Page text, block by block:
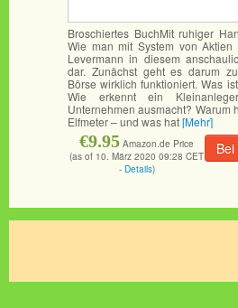
Broschiertes BuchMit ruhiger
Wie man mit System von Aktien
Levermann in diesem
dar. Zunächst geht es darum
Börse wirklich funktioniert. Was
Wie erkennt ein
Unternehmen ausmacht? Warum
Elfmeter – und was hat[Mehr]
€9.95 Amazon.de Price
(as of 10. März 2020 09:28 CET
- Details)